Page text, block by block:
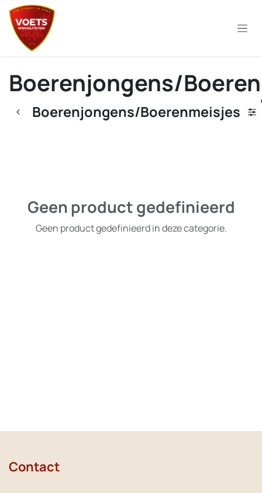
Overslaan naar inhoud
Boerenjongens/
Boerenjongens/Boerenmeisjes
Geen product gedefinieerd
Geen product gedefinieerd in deze categorie.
Contact